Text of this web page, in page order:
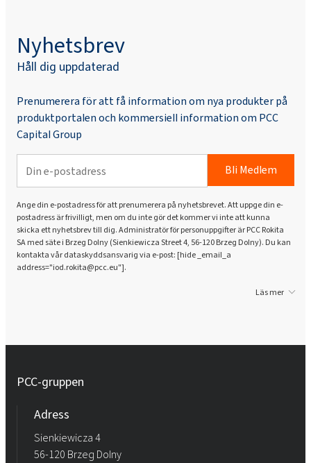
Nyhetsbrev
Håll dig uppdaterad
Prenumerera för att få information om nya produkter på
produktportalen och kommersiell information om PCC
Capital Group
Bli Medlem
Ange din e-postadress för att prenumerera på nyhetsbrevet. Att uppge din e-
postadress är frivilligt, men om du inte gör det kommer vi inte att kunna
skicka ett nyhetsbrev till dig. Administratör för personuppgifter är PCC Rokita
SA med säte i Brzeg Dolny (Sienkiewicza Street 4, 56-120 Brzeg Dolny). Du kan
kontakta vår dataskyddsansvarig via e-post: [hide _email_a
address="iod.rokita@pcc.eu"].
Läs mer
PCC-gruppen
Adress
Sienkiewicza 4
56-120 Brzeg Dolny